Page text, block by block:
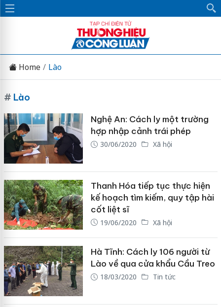
Home Lào
# Lào
Nghệ An: Cách ly một trường
hợp nhập cảnh trái phép
30/06/2020 Xã hội
Thanh Hóa tiếp tục thực hiện
kế hoạch tìm kiếm, quy tập hài
cốt liệt sĩ
19/06/2020 Xã hội
Hà Tĩnh: Cách ly 106 người từ
Lào về qua cửa khẩu Cầu Treo
18/03/2020 Tin tức